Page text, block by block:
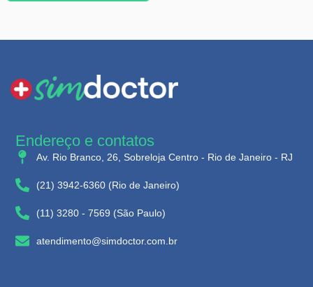
Endereço e contatos
Av. Rio Branco, 26, Sobreloja Centro - Rio de Janeiro - RJ
(21) 3942-6360 (Rio de Janeiro)
(11) 3280 - 7569 (São Paulo)
atendimento@simdoctor.com.br